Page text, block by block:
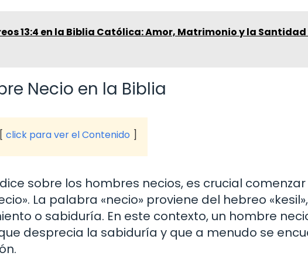
13:4 en la Biblia Católica: Amor, Matrimonio y la Santidad
Necio en la Biblia
click para ver el Contenido
sobre los hombres necios, es crucial
La palabra «necio» proviene del hebreo
o sabiduría. En este contexto, un hombre
desprecia la sabiduría y que a menudo se